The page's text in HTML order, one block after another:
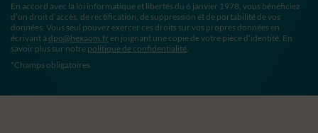
En accord avec la loi informatique et libertés du 6 janvier 1978, vous bénéficiez
d’un droit d’accès, de rectification, de suppression et de portabilité de vos
données. Vous seul pouvez exercer ces droits sur vos propres données en
écrivant à dpo@hexaom.fr en joignant une copie de votre pièce d’identité. En
savoir plus sur notre politique de confidentialité.
*Champs obligatoires